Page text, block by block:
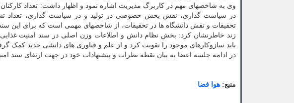
وی به شاخصهای مهم در کاربرگ مدیریت اشاره نمود و اظهار داشت: تعداد
در سیاست گذاری، نقش بخش خصوصی در تولید و در سیاست گذاری، تعداد
تحقیقات و نقش دانشگاه ها در تحقیقات، از شاخصهای مهمی است که برای این
زند خاطرنشان کرد: بخش نظام دانش و اطلاعات وزن اصلی در سند امنیت غذایی
باید سازوکارهای موجود را تقویت کرد و از علم و فناوری های دانشی جدید کمک
در ادامه جلسه اعضا به بیان نقطه نظرات و پیشنهادات خود در جهت ارتقای سند
منبع: هوا فضا